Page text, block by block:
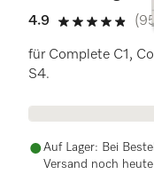
4.9
4.9 Sterne von
für Complete C1,
S4.
Auf Lager: Bei
Versand noch heute